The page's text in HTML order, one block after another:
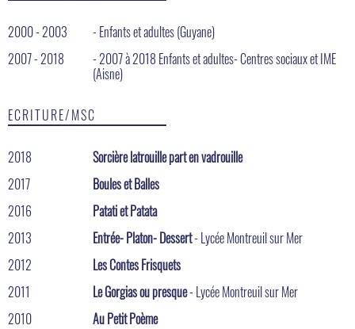
2000 - 2003
- Enfants et adultes (Guyane)
2007 - 2018
- 2007 à 2018 Enfants et adultes- Centres sociaux et IME
(Aisne)
ECRITURE/MSC
2018
Sorcière latrouille part en vadrouille
2017
Boules et Balles
2016
Patati et Patata
2013
Entrée- Platon- Dessert- Lycée Montreuil sur Mer
2012
Les Contes Frisquets
2011
Le Gorgias ou presque- Lycée Montreuil sur Mer
2010
Au Petit Poème